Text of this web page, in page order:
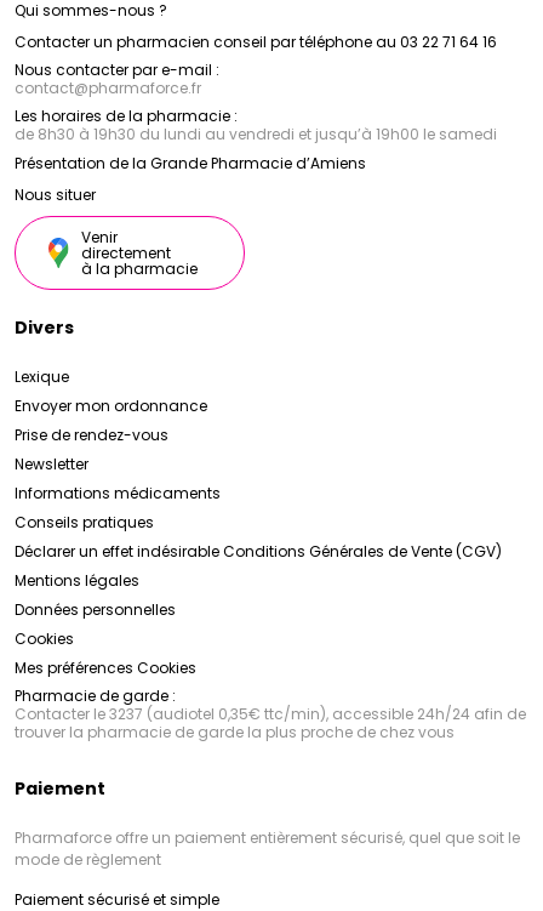
Qui sommes-nous ?
Contacter un pharmacien conseil par téléphone au 03 22 71 64 16
Nous contacter par e-mail :
contact@pharmaforce.fr
Les horaires de la pharmacie :
de 8h30 à 19h30 du lundi au vendredi et jusqu’à 19h00 le samedi
Présentation de la Grande Pharmacie d’Amiens
Nous situer
Venir
directement
à la pharmacie
Divers
Lexique
Envoyer mon ordonnance
Prise de rendez-vous
Newsletter
Informations médicaments
Conseils pratiques
Déclarer un effet indésirableConditions Générales de Vente (CGV)
Mentions légales
Données personnelles
Cookies
Mes préférences Cookies
Pharmacie de garde :
Contacter le 3237 (audiotel 0,35€ ttc/min), accessible 24h/24 afin de
trouver la pharmacie de garde la plus proche de chez vous
Paiement
Pharmaforce offre un paiement entièrement sécurisé, quel que soit le
mode de règlement
Paiement sécurisé et simple